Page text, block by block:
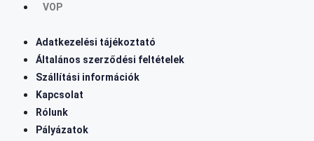
VOP
Adatkezelési tájékoztató
Általános szerződési feltételek
Szállítási információk
Kapcsolat
Rólunk
Pályázatok